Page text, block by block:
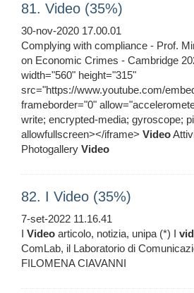
81. Video (35%)
30-nov-2020 17.00.01
Complying with compliance - Prof.
on Economic Crimes - Cambridge
width="560" height="315"
src="https://www.youtube.com/
frameborder="0"
write; encrypted-media; gyroscope;
allowfullscreen></iframe> Video
Photogallery Video
82. I Video (35%)
7-set-2022 11.16.41
I Video articolo, notizia, unipa (*) I
ComLab, il Laboratorio di
FILOMENA CIAVANNI